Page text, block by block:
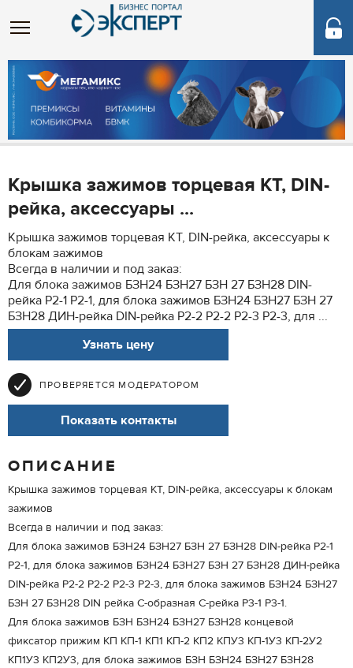
Крышка зажимов торцевая КТ, DIN-
рейка, аксессуары ...
Крышка зажимов торцевая КТ, DIN-рейка, аксессуары к
блокам зажимов
Всегда в наличии и под заказ:
Для блока зажимов БЗН24 БЗН27 БЗН 27 БЗН28 DIN-
рейка Р2-1 P2-1, для блока зажимов БЗН24 БЗН27 БЗН 27
БЗН28 ДИН-рейка DIN-рейка Р2-2 P2-2 Р2-3 P2-3, для ...
Узнать цену
ПРОВЕРЯЕТСЯ МОДЕРАТОРОМ
Показать контакты
ОПИСАНИЕ
Крышка зажимов торцевая КТ, DIN-рейка, аксессуары к блокам
зажимов
Всегда в наличии и под заказ:
Для блока зажимов БЗН24 БЗН27 БЗН 27 БЗН28 DIN-рейка Р2-1
P2-1, для блока зажимов БЗН24 БЗН27 БЗН 27 БЗН28 ДИН-рейка
DIN-рейка Р2-2 P2-2 Р2-3 P2-3, для блока зажимов БЗН24 БЗН27
БЗН 27 БЗН28 DIN рейка С-образная С-рейка Р3-1 P3-1.
Для блока зажимов БЗН БЗН24 БЗН27 БЗН28 концевой
фиксатор прижим КП КП-1 КП1 КП-2 КП2 КПУ3 КП-1У3 КП-2У2
КП1У3 КП2У3, для блока зажимов БЗН БЗН24 БЗН27 БЗН28